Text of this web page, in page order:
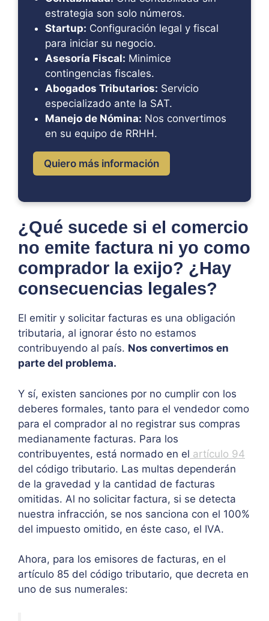
estrategia son solo números.
Startup: Configuración legal y fiscal
para iniciar su negocio.
Asesoría Fiscal: Minimice
contingencias fiscales.
Abogados Tributarios: Servicio
especializado ante la SAT.
Manejo de Nómina: Nos convertimos
en su equipo de RRHH.
Quiero más información
¿Qué sucede si el comercio
no emite factura ni yo como
comprador la exijo? ¿Hay
consecuencias legales?
El emitir y solicitar facturas es una obligación
tributaria, al ignorar ésto no estamos
contribuyendo al país. Nos convertimos en
parte del problema.
Y sí, existen sanciones por no cumplir con los
deberes formales, tanto para el vendedor como
para el comprador al no registrar sus compras
medianamente facturas. Para los
contribuyentes, está normado en el artículo 94
del código tributario. Las multas dependerán
de la gravedad y la cantidad de facturas
omitidas. Al no solicitar factura, si se detecta
nuestra infracción, se nos sanciona con el 100%
del impuesto omitido, en éste caso, el IVA.
Ahora, para los emisores de facturas, en el
artículo 85 del código tributario, que decreta en
uno de sus numerales: